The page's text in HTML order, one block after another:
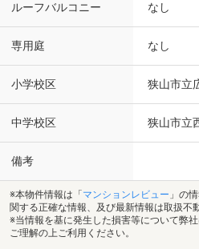
ルーフバルコニー なし
専用庭 なし
小学校区 狭山市立
中学校区 狭山市立
備考
※本物件情報は「 マンションレビュー 」の
関する正確な情報、及び最新情報は取扱不
※当情報を基に発生した損害等について弊
ご理解の上ご利用ください。